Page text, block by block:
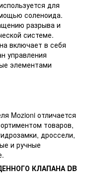
для
соленоида.
разрыва и
системе.
включает в себя
управления
элементами
Mozioni отличается
товаров,
дроссели,
и ручные
КЛАПАНА DB